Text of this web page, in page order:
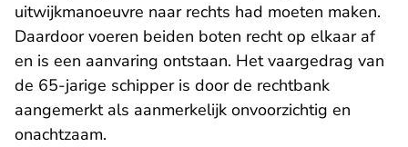
uitwijkmanoeuvre naar rechts had moeten maken.
Daardoor voeren beiden boten recht op elkaar af
en is een aanvaring ontstaan. Het vaargedrag van
de 65-jarige schipper is door de rechtbank
aangemerkt als aanmerkelijk onvoorzichtig en
onachtzaam.